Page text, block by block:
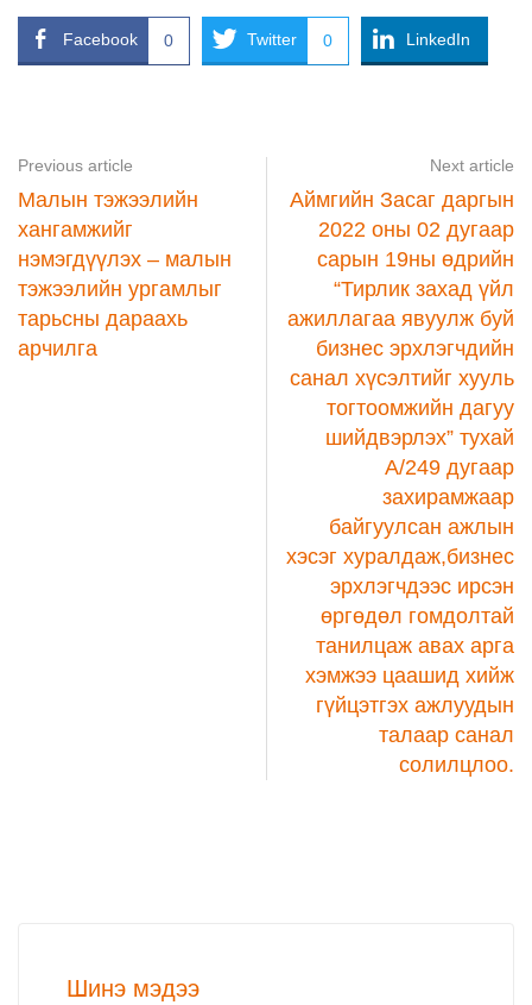
Facebook 0 Twitter 0 LinkedIn
Previous article
Малын тэжээлийн
хангамжийг
нэмэгдүүлэх – малын
тэжээлийн ургамлыг
тарьсны дараахь
арчилга
Next article
Аймгийн Засаг даргын
2022 оны 02 дугаар
сарын 19ны өдрийн
“Тирлик захад үйл
ажиллагаа явуулж буй
бизнес эрхлэгчдийн
санал хүсэлтийг хууль
тогтоомжийн дагуу
шийдвэрлэх” тухай
А/249 дугаар
захирамжаар
байгуулсан ажлын
хэсэг хуралдаж,бизнес
эрхлэгчдээс ирсэн
өргөдөл гомдолтай
танилцаж авах арга
хэмжээ цаашид хийж
гүйцэтгэх ажлуудын
талаар санал
солилцлоо.
Шинэ мэдээ